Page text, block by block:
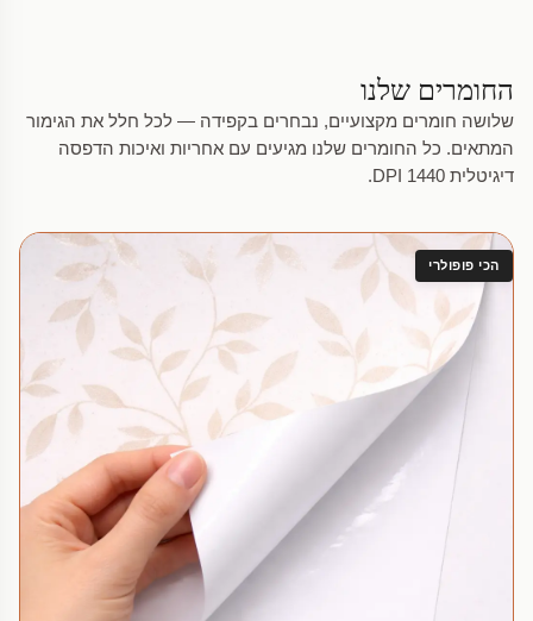
החומרים שלנו
שלושה חומרים מקצועיים, נבחרים בקפידה — לכל חלל את הגימור
המתאים. כל החומרים שלנו מגיעים עם אחריות ואיכות הדפסה
דיגיטלית 1440 DPI.
הכי פופולרי